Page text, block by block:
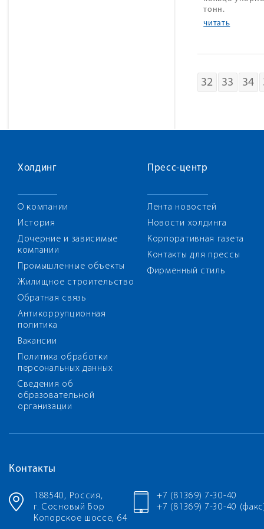
тонн.
читать
32 33 34
Холдинг
О компании
История
Дочерние и зависимые
компании
Промышленные объекты
Жилищное строительство
Обратная связь
Антикоррупционная
политика
Вакансии
Политика обработки
персональных данных
Сведения об
образовательной
организации
Пресс-центр
Лента новостей
Новости холдинга
Корпоративная газета
Контакты для прессы
Фирменный стиль
Контакты
188540, Россия,
г. Сосновый Бор
Копорское шоссе, 64
+7 (81369) 7-30-40
+7 (81369) 7-30-40